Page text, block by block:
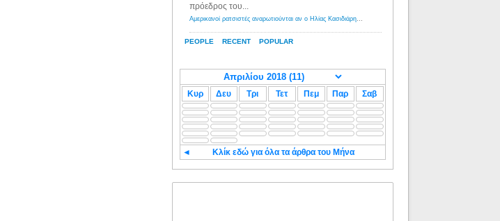
PEOPLE RECENT POPULAR
πρόεδρος του...
Αμερικανοί ρατσιστές αναρωτιούνται αν ο Ηλίας Κασιδιάρης ανήκει στη λευκή φυλή... - Λόγιος Ερμής
Κυρ Δευ Τρι Τετ Πεμ Παρ Σαβ
◄ Κλίκ εδώ για όλα τα άρθρα του Μήνα